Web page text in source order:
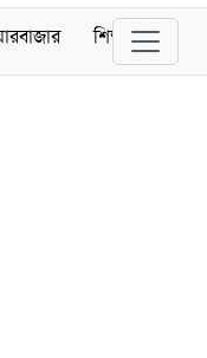
শিক্ষা